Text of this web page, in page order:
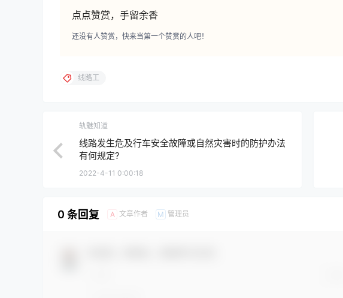
点点赞赏，手留余香
还没有人赞赏，快来当第一个赞赏的人吧！
线路工
轨魅知道
线路发生危及行车安全故障或自然灾害时的防护办法
有何规定?
2022-4-11 0:00:18
0 条回复 A 文章作者 M 管理员